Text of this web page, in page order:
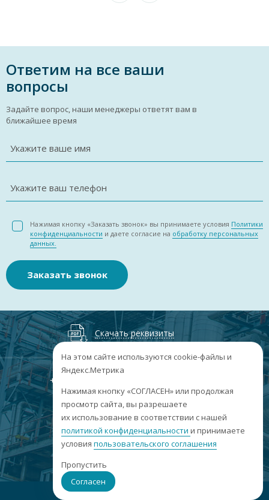
Ответим на все ваши
вопросы
Задайте вопрос, наши менеджеры ответят вам в
ближайшее время
Укажите ваше имя
Укажите ваш телефон
Нажимая кнопку «Заказать звонок» вы принимаете условия Политики
конфиденциальности и даете согласие на обработку персональных
данных.
Заказать звонок
Скачать реквизиты
+7
г. Барнаул, пр. Ленина, 158А, Н1/204
пн-пт: 09:00-17:00
сб-вс: выходные
info@sibar22.ru
На этом сайте используются cookie-файлы и
Яндекс.Метрика
Нажимая кнопку «СОГЛАСЕН» или продолжая
просмотр сайта, вы разрешаете
их использование в соответствии с нашей
политикой конфиденциальности и принимаете
условия пользовательского соглашения
Пропустить
Согласен